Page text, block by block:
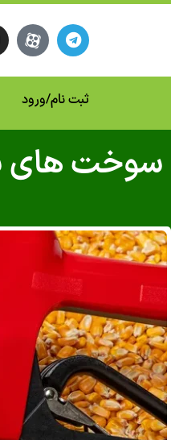
ثبت نام/ورود
سوخت های